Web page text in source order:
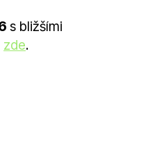
s bližšími
zde.